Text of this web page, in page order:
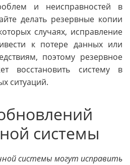
и неисправностей в
делать резервные копии
случаях, исправление
к потере данных или
поэтому резервное
восстановить систему в
ситуаций.
системы
системы могут исправить